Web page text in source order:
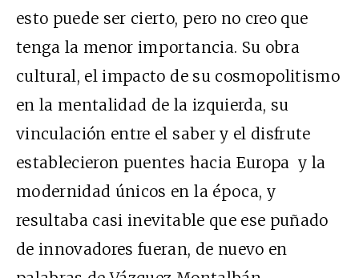
esto puede ser cierto, pero no creo que
tenga la menor importancia. Su obra
cultural, el impacto de su cosmopolitismo
en la mentalidad de la izquierda, su
vinculación entre el saber y el disfrute
establecieron puentes hacia Europa y la
modernidad únicos en la época, y
resultaba casi inevitable que ese puñado
de innovadores fueran, de nuevo en